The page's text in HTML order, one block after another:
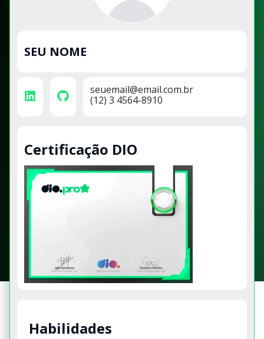
SEU NOME
seuemail@email.com.br
(12) 3 4564-8910
Certificação DIO
Habilidades